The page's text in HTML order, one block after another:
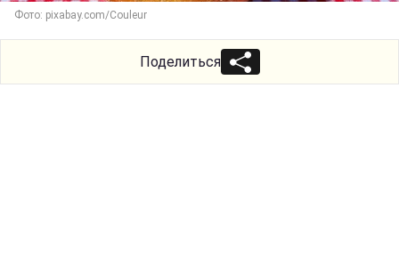
Фото: pixabay.com/Couleur
Поделиться